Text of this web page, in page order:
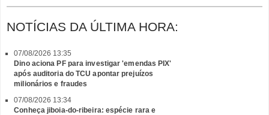
NOTÍCIAS DA ÚLTIMA HORA:
07/08/2026 13:35
Dino aciona PF para investigar 'emendas PIX'
após auditoria do TCU apontar prejuízos
milionários e fraudes
07/08/2026 13:34
Conheça jiboia-do-ribeira: espécie rara e